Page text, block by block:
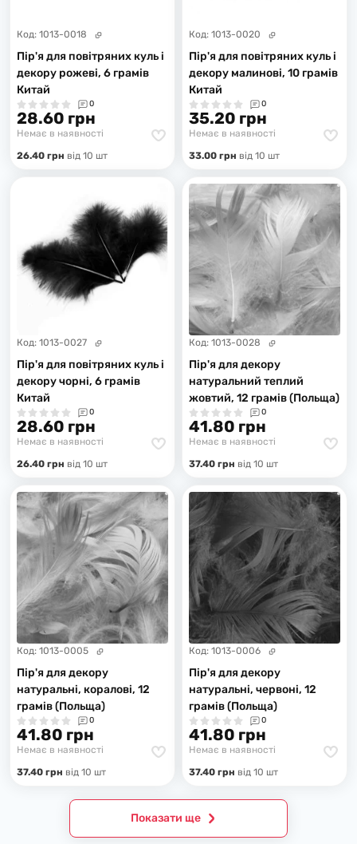
Код: 1013-0018
Пір'я для повітряних куль і
декору рожеві, 6 грамів
Китай
0
28.60 грн
Немає в наявності
26.40 грн вiд 10 шт
Код: 1013-0020
Пір'я для повітряних куль і
декору малинові, 10 грамів
Китай
0
35.20 грн
Немає в наявності
33.00 грн вiд 10 шт
Код: 1013-0027
Пір'я для повітряних куль і
декору чорні, 6 грамів
Китай
0
28.60 грн
Немає в наявності
26.40 грн вiд 10 шт
Код: 1013-0028
Пір'я для декору
натуральний теплий
жовтий, 12 грамів (Польща)
0
41.80 грн
Немає в наявності
37.40 грн вiд 10 шт
Код: 1013-0005
Пір'я для декору
натуральні, коралові, 12
грамів (Польща)
0
41.80 грн
Немає в наявності
37.40 грн вiд 10 шт
Код: 1013-0006
Пір'я для декору
натуральні, червоні, 12
грамів (Польща)
0
41.80 грн
Немає в наявності
37.40 грн вiд 10 шт
Показати ще